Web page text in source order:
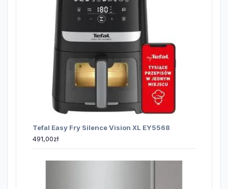
Tefal Easy Fry Silence Vision XL EY5568
491,00zł